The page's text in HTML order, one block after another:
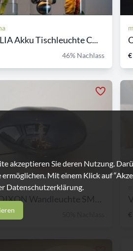
Akku Tischleuchte C...
46% Nachlass
TOM DIXON Wandleuchte SMOKE...
akzeptieren Sie deren Nutzung.
Mit einem Klick auf
Datenschutzerklärung.